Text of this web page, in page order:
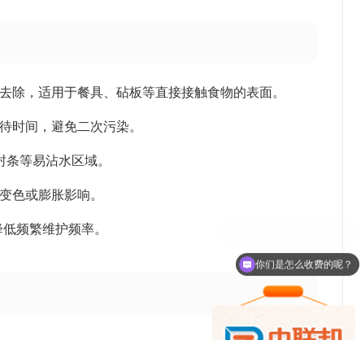
除，适用于餐具、砧板等直接接触食物的表面。
时间，避免二次污染。
等易沾水区域。
色或膨胀影响。
频繁维护频率。
你们是怎么收费的呢？